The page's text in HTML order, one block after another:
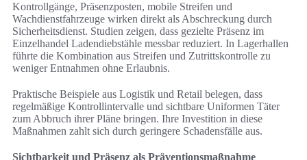
Kontrollgänge, Präsenzposten, mobile Streifen und
Wachdienstfahrzeuge wirken direkt als Abschreckung durch
Sicherheitsdienst. Studien zeigen, dass gezielte Präsenz im
Einzelhandel Ladendiebstähle messbar reduziert. In Lagerhallen
führte die Kombination aus Streifen und Zutrittskontrolle zu
weniger Entnahmen ohne Erlaubnis.
Praktische Beispiele aus Logistik und Retail belegen, dass
regelmäßige Kontrollintervalle und sichtbare Uniformen Täter
zum Abbruch ihrer Pläne bringen. Ihre Investition in diese
Maßnahmen zahlt sich durch geringere Schadensfälle aus.
Sichtbarkeit und Präsenz als Präventionsmaßnahme